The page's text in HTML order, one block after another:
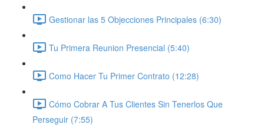
Gestionar las 5 Objecciones Principales (6:30)
Tu Primera Reunion Presencial (5:40)
Como Hacer Tu Primer Contrato (12:28)
Cómo Cobrar A Tus Clientes Sin Tenerlos Que
Perseguir (7:55)